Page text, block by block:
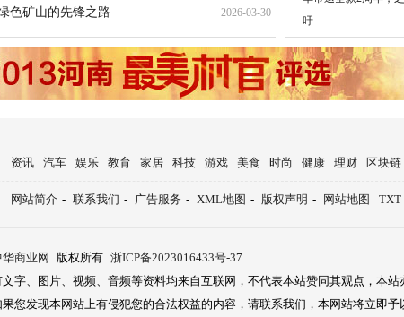
色矿山的先锋之路 2026-03-30
吁
资讯 汽车 娱乐 教育 家居 科技 游戏 美食 时尚 健康 理财 区块链
网站简介 - 联系我们 - 广告服务 - XML地图 - 版权声明 - 网站地图 TXT
华商业网 版权所有 浙ICP备2023016433号-37
字、图片、视频、音频等资料均来自互联网，不代表本站赞同其观点，本
您发现本网站上有侵犯您的合法权益的内容，请联系我们，本网站将立即予